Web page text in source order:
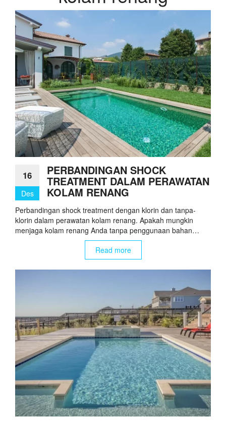
16
Des
PERBANDINGAN SHOCK
TREATMENT DALAM PERAWATAN
KOLAM RENANG
Perbandingan shock treatment dengan klorin dan tanpa-
klorin dalam perawatan kolam renang. Apakah mungkin
menjaga kolam renang Anda tanpa penggunaan bahan…
Read more